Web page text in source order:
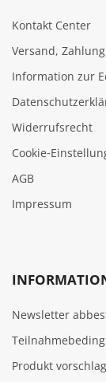
Kontakt Center
Versand,
Information zur
Widerrufsrecht
AGB
Impressum
Newsletter
Produkt